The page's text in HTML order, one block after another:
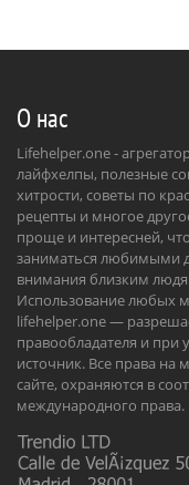
О нас
Lifehelper.one -
лайфхелпы, полезные
хитрости, советы по
рецепты и многое
проще и интересней,
заниматься любимыми
внимания близким
Использование любых
lifehelper.one —
правообладателя и при
источник. Все права на
сайте, охраняются в
международного права.